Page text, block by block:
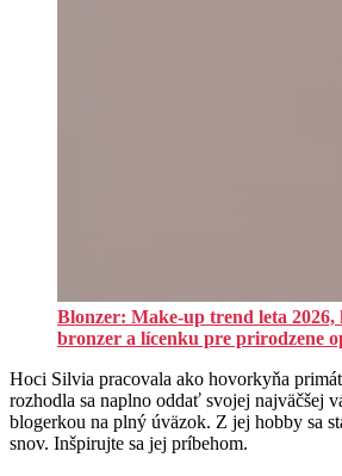
Blonzer: Make-up trend leta 2026,
bronzer a lícenku pre prirodzene
Hoci Silvia pracovala ako hovorkyňa
rozhodla sa naplno oddať svojej najväčšej
blogerkou na plný úväzok. Z jej hobby sa
snov. Inšpirujte sa jej príbehom.